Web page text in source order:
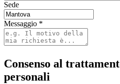
Sede
Messaggio *
Consenso al
personali